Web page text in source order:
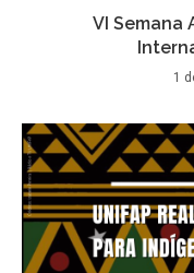
VI Semana
1